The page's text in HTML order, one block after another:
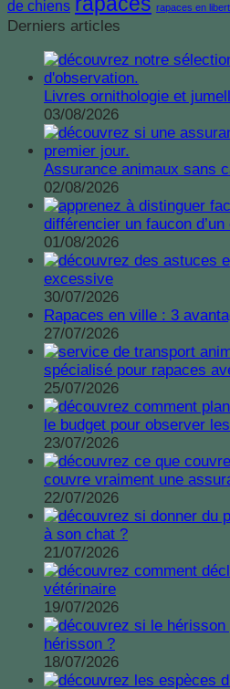
de chiens
rapaces en
Derniers articles
Livres ornithologie et
03/08/2026
Assurance animaux sans
02/08/2026
différencier un faucon
01/08/2026
excessive
30/07/2026
Rapaces en ville : 3
27/07/2026
spécialisé pour rapaces
25/07/2026
le budget pour observer
23/07/2026
couvre vraiment une
22/07/2026
à son chat ?
21/07/2026
vétérinaire
19/07/2026
hérisson ?
18/07/2026